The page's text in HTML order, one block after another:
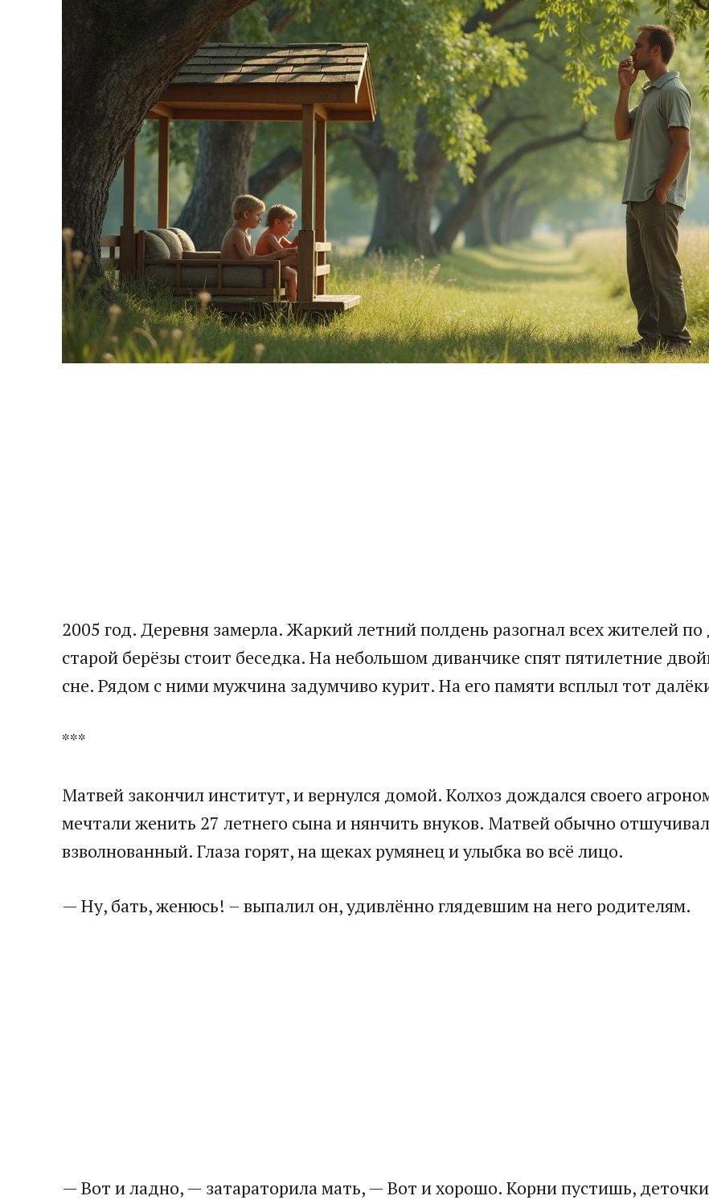
2005 год. Деревня замерла. Жаркий летний полдень разогнал всех жителей
старой берёзы стоит беседка. На небольшом диванчике спят пятилетние
сне. Рядом с ними мужчина задумчиво курит. На его памяти всплыл тот
***
Матвей закончил институт, и вернулся домой. Колхоз дождался своего
мечтали женить 27 летнего сына и нянчить внуков. Матвей обычно
взволнованный. Глаза горят, на щеках румянец и улыбка во всё лицо.
— Ну, бать, женюсь! – выпалил он, удивлённо глядевшим на него родителям.
— Вот и ладно, — затараторила мать, — Вот и хорошо. Корни пустишь,